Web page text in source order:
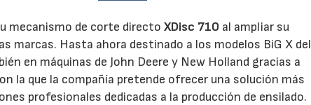
mecanismo de corte directoXDisc 710 al ampliar su
marcas. Hasta ahora destinado a los modelos BiG X del
en máquinas de John Deere y New Holland gracias a
la que la compañía pretende ofrecer una solución más
profesionales dedicadas a la producción de ensilado.